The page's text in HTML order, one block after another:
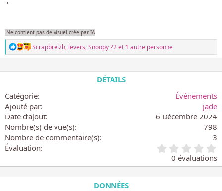
Ne contient pas de visuel crée par IA
L
e
r
c
t
i
o
n
s
:
Scrapbreizh, levers,Snoopy 22et 1 autre personne
DÉTAILS
Catégorie
Événements
Ajouté par
jade
Date d’ajout
6 Décembre 2024
Nombre(s) de vue(s)
798
Nombre de commentaire(s)
3
Évaluation
.
0
0
0 évaluations
DONNÉES